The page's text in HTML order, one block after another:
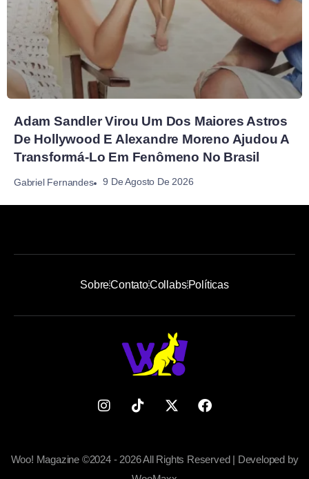
Adam Sandler Virou Um Dos Maiores Astros
De Hollywood E Alexandre Moreno Ajudou A
Transformá-Lo Em Fenômeno No Brasil
Gabriel Fernandes 9 De Agosto De 2026
SobreContatoCollabsPolíticas
Woo! Magazine ©2024 - 2026 All Rights Reserved | Developed by